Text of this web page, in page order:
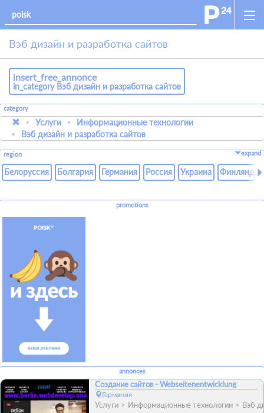
Вэб дизайн и разработка сайтов
insert_free_annonce
in_category Вэб дизайн и разработка сайтов
category
Услуги
Информационные технологии
Вэб дизайн и разработка сайтов
region expand
Белоруссия Болгария Германия Россия Украина Финляндия
promotions
annonces
Создание сайтов - Webseitenentwicklung
Германия
Услуги Информационные технологии Вэб